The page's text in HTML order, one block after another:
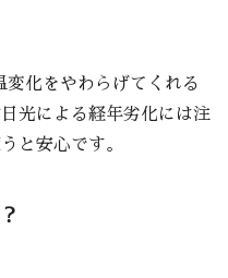
化をやわらげてくれる
光による経年劣化には注
と安心です。